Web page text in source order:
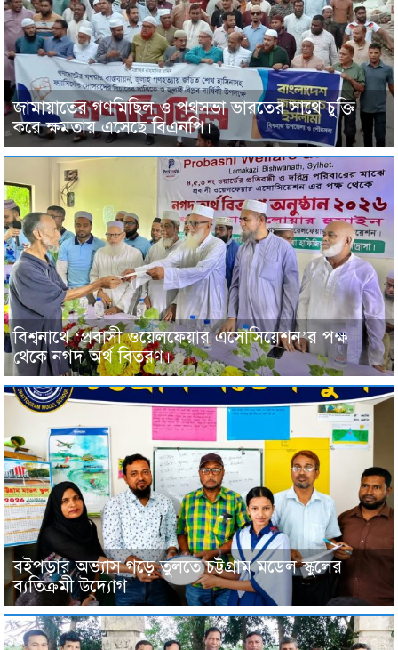
জামায়াতের গণমিছিল ও পথসভা ভারতের সাথে চুক্তি
করে ক্ষমতায় এসেছে বিএনপি।
বিশ্বনাথে ‘প্রবাসী ওয়েলফেয়ার এসোসিয়েশন’র পক্ষ
থেকে নগদ অর্থ বিতরণ।
বইপড়ার অভ্যাস গড়ে তুলতে চট্টগ্রাম মডেল স্কুলের
ব্যতিক্রমী উদ্যোগ